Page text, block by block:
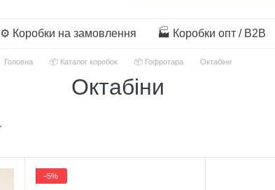
⚙️ Коробки на замовлення 🏭 Коробки опт / B2B
Головна 📦 Каталог коробок 📦 Гофротара Октабіни
Октабіни
−5%